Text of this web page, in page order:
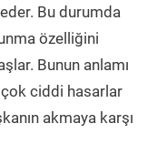
Bu durumda
özelliğini
Bunun anlamı
ciddi hasarlar
akmaya karşı